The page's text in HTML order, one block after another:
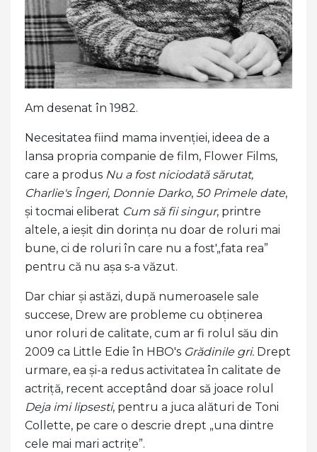
Am desenat în 1982.
Necesitatea fiind mama invenției, ideea de a
lansa propria companie de film, Flower Films,
care a produs Nu a fost niciodată sărutat,
Charlie's Îngeri, Donnie Darko, 50 Primele date,
și tocmai eliberat Cum să fii singur, printre
altele, a ieșit din dorința nu doar de roluri mai
bune, ci de roluri în care nu a fost'„fata rea”
pentru că nu așa s-a văzut.
Dar chiar și astăzi, după numeroasele sale
succese, Drew are probleme cu obținerea
unor roluri de calitate, cum ar fi rolul său din
2009 ca Little Edie în HBO's Grădinile gri. Drept
urmare, ea și-a redus activitatea în calitate de
actriță, recent acceptând doar să joace rolul
Deja imi lipsesti, pentru a juca alături de Toni
Collette, pe care o descrie drept „una dintre
cele mai mari actrițe”.